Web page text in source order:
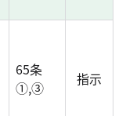
65条
①,③
指示